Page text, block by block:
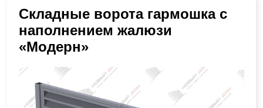
Складные ворота гармошка с
наполнением жалюзи
«Модерн»